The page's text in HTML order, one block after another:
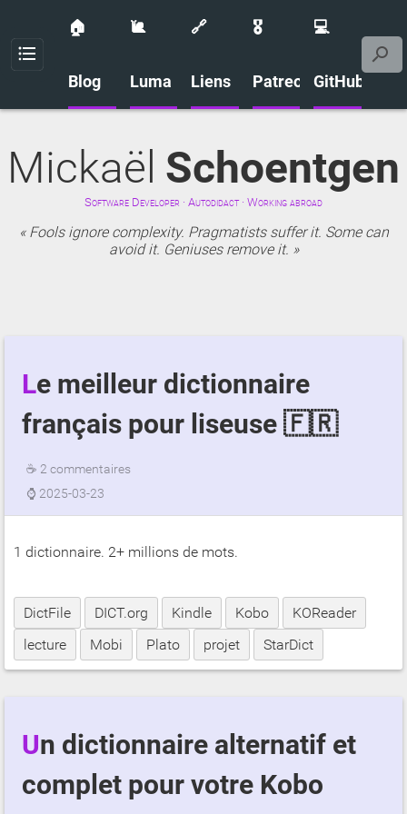
Menu
🏠
Blog
🐌
Luma
🔗
Liens
🎖️
Patreon
💻
GitHub
Mickaël Schoentgen
Software Developer · Autodidact · Working abroad
Fools ignore complexity. Pragmatists suffer it. Some can
avoid it. Geniuses remove it.
Le meilleur dictionnaire
français pour liseuse 🇫🇷
☕ 2 commentaires
⌚ 2025-03-23
1 dictionnaire. 2+ millions de mots.
DictFile DICT.org Kindle Kobo
KOReader
lecture
Mobi Plato projet StarDict
Un dictionnaire alternatif et
complet pour votre Kobo